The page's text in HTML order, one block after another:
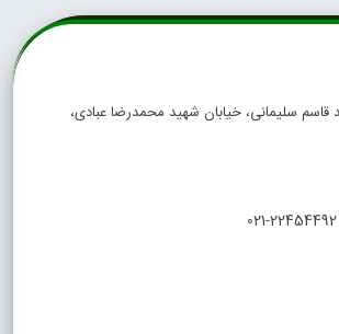
قاسم سلیمانی، خیابان شهید محمدرضا عبادی،